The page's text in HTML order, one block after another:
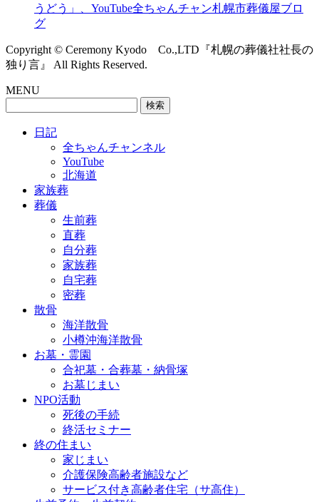
うどう」、YouTube全ちゃんチャン札幌市葬儀屋ブロ
グ
Copyright © Ceremony Kyodo Co.,LTD『札幌の葬儀社社長の
独り言』 All Rights Reserved.
MENU
日記
全ちゃんチャンネル
YouTube
北海道
家族葬
葬儀
生前葬
直葬
自分葬
家族葬
自宅葬
密葬
散骨
海洋散骨
小樽沖海洋散骨
お墓・霊園
合祀墓・合葬墓・納骨塚
お墓じまい
NPO活動
死後の手続
終活セミナー
終の住まい
家じまい
介護保険高齢者施設など
サービス付き高齢者住宅（サ高住）